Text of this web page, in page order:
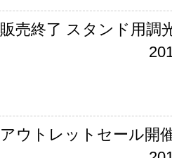
販売終了 スタンド用調
アウトレットセール開